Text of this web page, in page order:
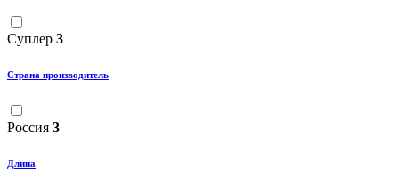
Суплер 3
Страна производитель
Россия 3
Длина